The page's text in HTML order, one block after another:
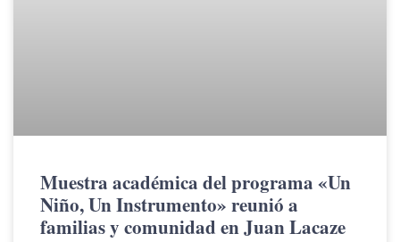
Muestra académica del programa «Un
Niño, Un Instrumento» reunió a
familias y comunidad en Juan Lacaze